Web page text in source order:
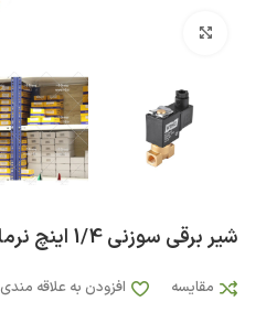
شیر برقی سوزنی 1/4 اینچ نرمال اپن جیواکس
مقایسه افزودن به علاقه مندی